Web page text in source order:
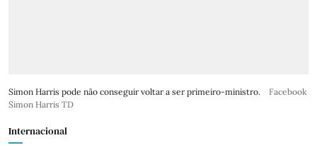
Simon Harris pode não conseguir voltar a ser primeiro-ministro.
Facebook
Simon Harris TD
Internacional